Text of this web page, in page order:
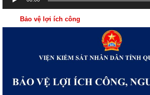
Bảo vệ lợi ích công